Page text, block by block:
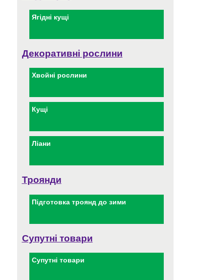
Ягідні кущі
Декоративні рослини
Хвойні рослини
Кущі
Ліани
Троянди
Підготовка троянд до зими
Супутні товари
Супутні товари